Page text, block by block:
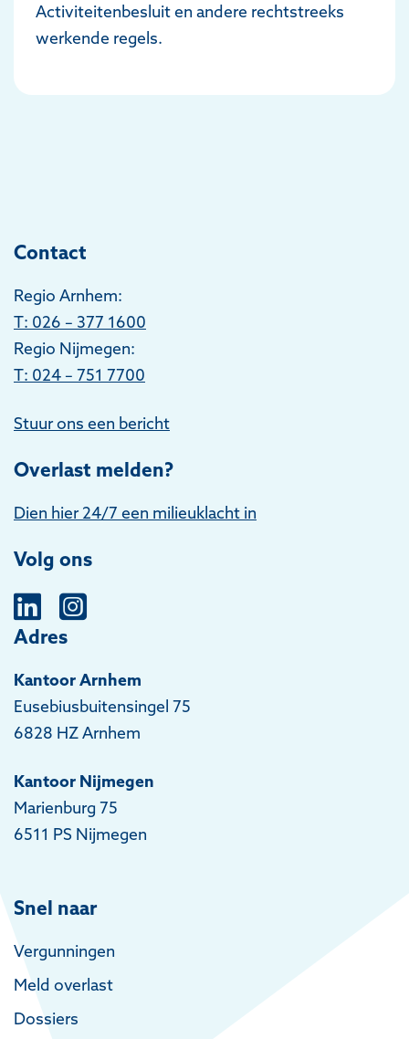
Activiteitenbesluit en andere rechtstreeks
werkende regels.
Contact
Regio Arnhem:
T: 026 – 377 1600
Regio Nijmegen:
T: 024 – 751 7700
Stuur ons een bericht
Overlast melden?
Dien hier 24/7 een milieuklacht in
Volg ons
Adres
Kantoor Arnhem
Eusebiusbuitensingel 75
6828 HZ Arnhem
Kantoor Nijmegen
Marienburg 75
6511 PS Nijmegen
Snel naar
Vergunningen
Meld overlast
Dossiers